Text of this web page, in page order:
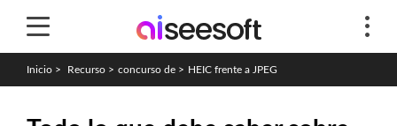
Inicio > Recurso > concurso de > HEIC frente a JPEG